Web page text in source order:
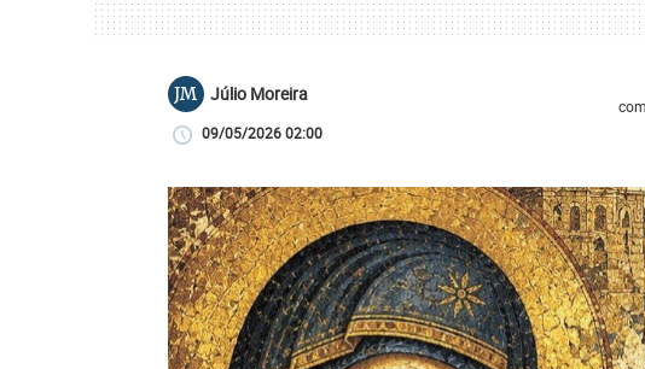
JM Júlio Moreira
09/05/2026 02:00